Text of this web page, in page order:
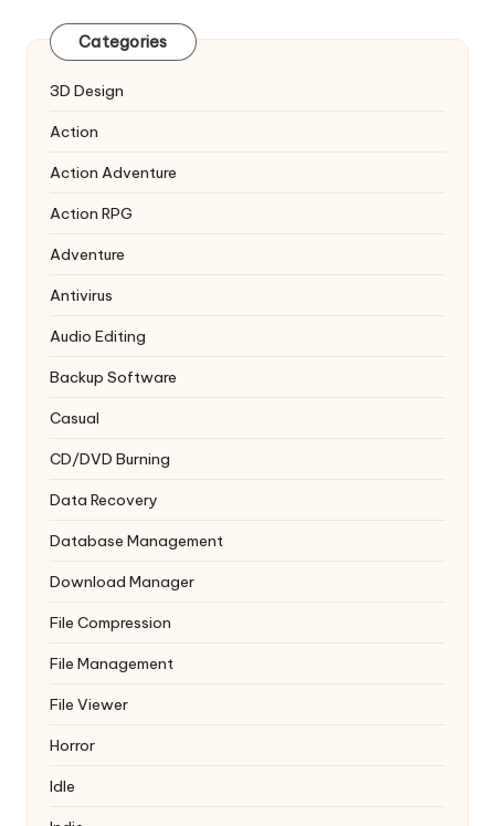
Categories
3D Design
Action
Action Adventure
Action RPG
Adventure
Antivirus
Audio Editing
Backup Software
Casual
CD/DVD Burning
Data Recovery
Database Management
Download Manager
File Compression
File Management
File Viewer
Horror
Idle